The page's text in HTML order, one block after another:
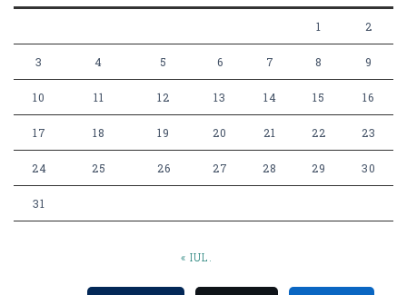
1 2
3 4 5 6 7 8 9
10 11 12 13 14 15 16
17 18 19 20 21 22 23
24 25 26 27 28 29 30
31
« IUL.